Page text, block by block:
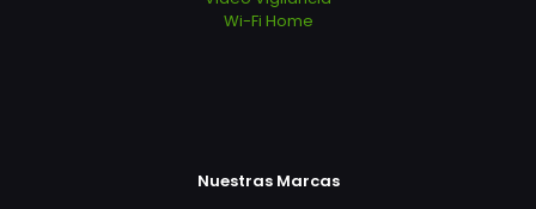
Wi-Fi Home
Nuestras Marcas